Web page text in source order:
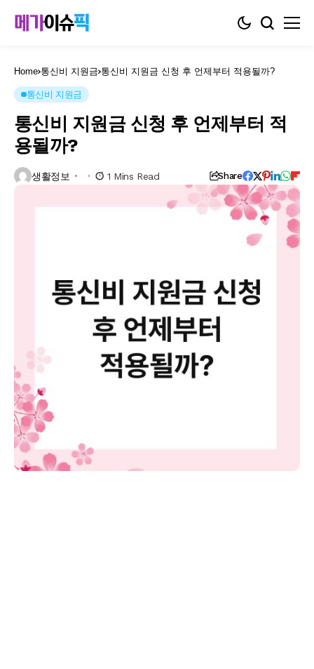
Home 통신비 지원금 통신비 지원금 신청 후 언제부터 적용될까?
통신비 지원금
통신비 지원금 신청 후 언제부터 적
용될까?
생활정보 1 Mins Read Share